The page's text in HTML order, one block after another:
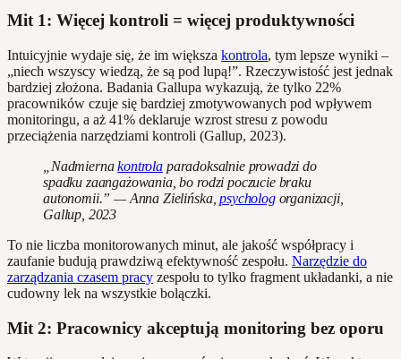
Mit 1: Więcej kontroli = więcej produktywności
Intuicyjnie wydaje się, że im większa kontrola, tym lepsze wyniki –
„niech wszyscy wiedzą, że są pod lupą!”. Rzeczywistość jest jednak
bardziej złożona. Badania Gallupa wykazują, że tylko 22%
pracowników czuje się bardziej zmotywowanych pod wpływem
monitoringu, a aż 41% deklaruje wzrost stresu z powodu
przeciążenia narzędziami kontroli (Gallup, 2023).
„Nadmiernakontrolaparadoksalnie prowadzi do
spadku zaangażowania, bo rodzi poczucie braku
autonomii.” — Anna Zielińska,psychologorganizacji,
Gallup, 2023
To nie liczba monitorowanych minut, ale jakość współpracy i
zaufanie budują prawdziwą efektywność zespołu. Narzędzie do
zarządzania czasem pracy zespołu to tylko fragment układanki, a nie
cudowny lek na wszystkie bolączki.
Mit 2: Pracownicy akceptują monitoring bez oporu